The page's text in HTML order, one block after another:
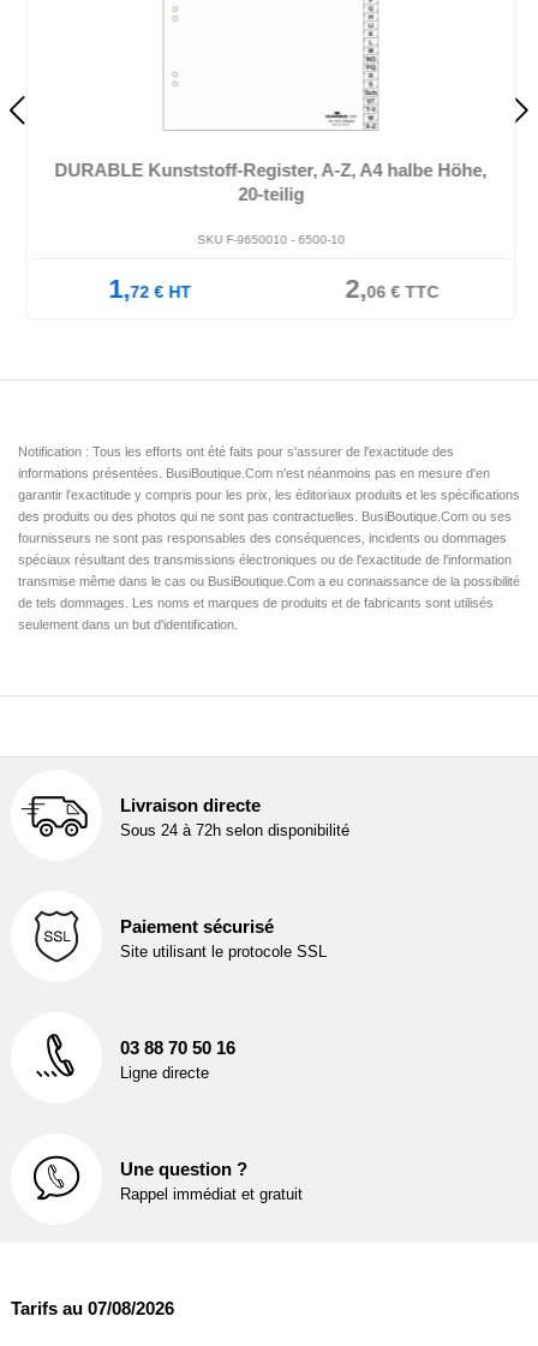
DURABLE Kunststoff-Register, A-Z, A4 halbe Höhe,
20-teilig
SKU F-9650010 -6500-10
1,72€HT 2,06€TTC
Notification : Tous les efforts ont été faits pour s'assurer de l'exactitude des
informations présentées. BusiBoutique.Com n'est néanmoins pas en mesure d'en
garantir l'exactitude y compris pour les prix, les éditoriaux produits et les spécifications
des produits ou des photos qui ne sont pas contractuelles. BusiBoutique.Com ou ses
fournisseurs ne sont pas responsables des conséquences, incidents ou dommages
spéciaux résultant des transmissions électroniques ou de l'exactitude de l'information
transmise même dans le cas ou BusiBoutique.Com a eu connaissance de la possibilité
de tels dommages. Les noms et marques de produits et de fabricants sont utilisés
seulement dans un but d'identification.
Livraison directe
Sous 24 à 72h selon disponibilité
Paiement sécurisé
Site utilisant le protocole SSL
03 88 70 50 16
Ligne directe
Une question ?
Rappel immédiat et gratuit
Tarifs au 07/08/2026